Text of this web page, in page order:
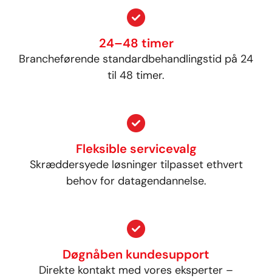
24–48 timer
Brancheførende standardbehandlingstid på 24
til 48 timer.
Fleksible servicevalg
Skræddersyede løsninger tilpasset ethvert
behov for datagendannelse.
Døgnåben kundesupport
Direkte kontakt med vores eksperter –